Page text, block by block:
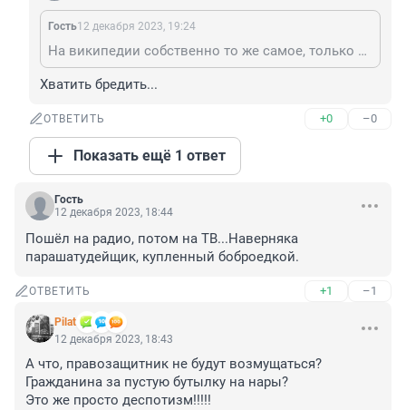
Гость12 декабря 2023, 19:24
На википедии собственно то же самое, только в более суховатом виде. Факты останутся фактами, где бы их не изложили. Начинай потреблять, пока яйца еще есть в продаже.
Хватить бредить...
ОТВЕТИТЬ +0 –0
Показать ещё 1 ответ
Гость
12 декабря 2023, 18:44
Пошёл на радио, потом на ТВ...Наверняка
парашатудейщик, купленный боброедкой.
ОТВЕТИТЬ +1 –1
Pilat
12 декабря 2023, 18:43
А что, правозащитник не будут возмущаться?
Гражданина за пустую бутылку на нары?
Это же просто деспотизм!!!!!